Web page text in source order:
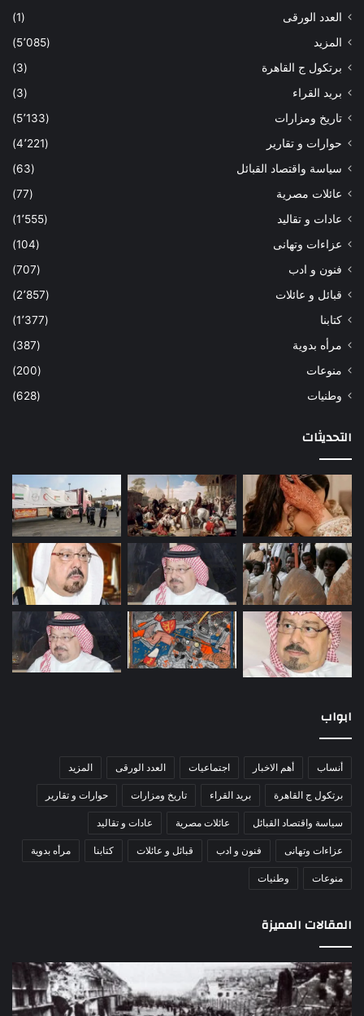
العدد الورقى
(1)
المزيد
(5٬085)
برتكول ج القاهرة
(3)
بريد القراء
(3)
تاريخ ومزارات
(5٬133)
حوارات و تقارير
(4٬221)
سياسة واقتصاد القبائل
(63)
عائلات مصرية
(77)
عادات و تقاليد
(1٬555)
عزاءات وتهانى
(104)
فنون و ادب
(707)
قبائل و عائلات
(2٬857)
كتابنا
(1٬377)
مرأه بدوية
(387)
منوعات
(200)
وطنيات
(628)
التحديثات
ابواب
أنساب أهم الاخبار اجتماعيات العدد الورقى المزيد
برتكول ج القاهرة بريد القراء تاريخ ومزارات حوارات و تقارير
سياسة واقتصاد القبائل عائلات مصرية عادات و تقاليد
عزاءات وتهانى فنون و ادب قبائل و عائلات كتابنا مرأه بدوية
منوعات وطنيات
المقالات المميزة
مذبحة
اللد..
القصة